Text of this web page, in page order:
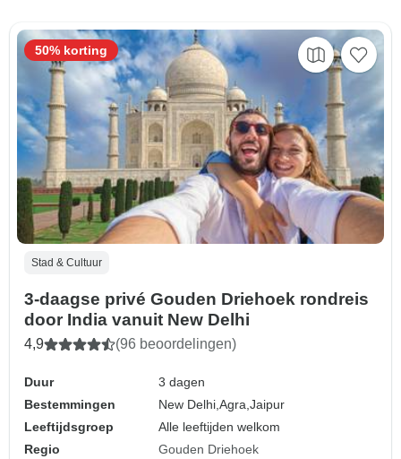
Stad & Cultuur
3-daagse privé Gouden Driehoek rondreis
door India vanuit New Delhi
4,9 (96 beoordelingen)
Duur
3 dagen
Bestemmingen
New Delhi,Agra,Jaipur
Leeftijdsgroep
Alle leeftijden welkom
Regio
Gouden Driehoek
50% korting